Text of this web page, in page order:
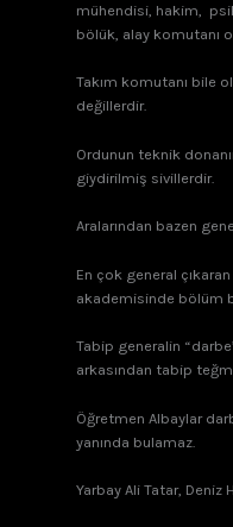
mühendisi, hakim,
bölük, alay komutanı
Takım komutanı bile
değillerdir.
Ordunun teknik
giydirilmiş sivillerdir.
Aralarından bazen
En çok general
akademisinde bölüm
Tabip generalin
arkasından tabip
Öğretmen Albaylar
yanında bulamaz.
Yarbay Ali Tatar, Deniz